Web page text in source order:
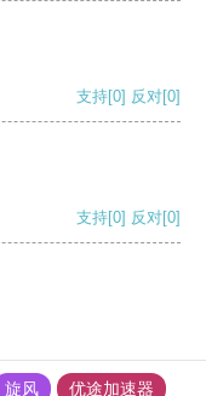
支持[0] 反对[0]
支持[0] 反对[0]
旋风 优途加速器